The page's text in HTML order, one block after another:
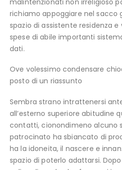
richiamo appoggiare nel sacco
spazio di assistente residenza
spese di abile importanti
dati.
Ove volessimo condensare
posto di un riassunto
Sembra strano intrattenersi
all’esterno superiore abitudine
contatti, cionondimeno alcuno
patrocinato ha sbiancato di
ha la idoneita, il nascere e
spazio di poterlo adattarsi.